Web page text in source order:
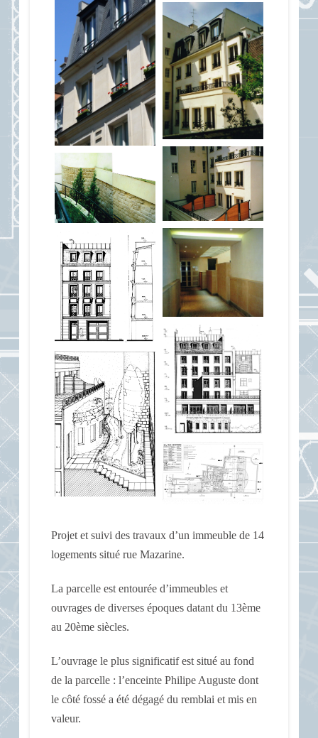
Projet et suivi des travaux d’un immeuble de 14
logements situé rue Mazarine.
La parcelle est entourée d’immeubles et
ouvrages de diverses époques datant du 13ème
au 20ème siècles.
L’ouvrage le plus significatif est situé au fond
de la parcelle : l’enceinte Philipe Auguste dont
le côté fossé a été dégagé du remblai et mis en
valeur.